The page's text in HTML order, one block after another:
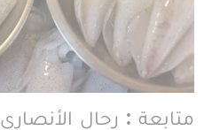
متابعة : رحال الأنصاري